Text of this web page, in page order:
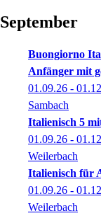
September
Buongiorno
Anfänger mit
01.09.26 -
Sambach
Italienisch 5
01.09.26 -
Weilerbach
Italienisch für
01.09.26 -
Weilerbach